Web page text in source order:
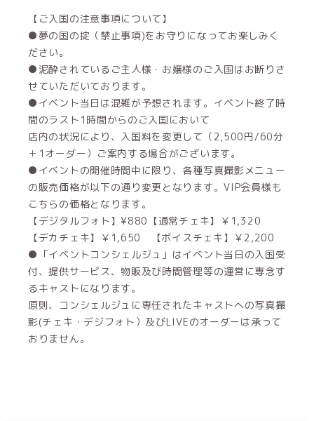
【ご入国の注意事項について】
●夢の国の掟（禁止事項)をお守りになってお楽しみく
ださい。
●泥酔されているご主人様・お嬢様のご入国はお断りさ
せていただいております。
●イベント当日は混雑が予想されます。イベント終了時
間のラスト1時間からのご入国において
店内の状況により、入国料を変更して（2,500円/60分
＋1オーダー）ご案内する場合がございます。
●イベントの開催時間中に限り、各種写真撮影メニュー
の販売価格が以下の通り変更となります。VIP会員様も
こちらの価格となります。
【デジタルフォト】¥880【通常チェキ】￥1,320
【デカチェキ】￥1,650 【ボイスチェキ】￥2,200
●「イベントコンシェルジュ」はイベント当日の入国受
付、提供サービス、物販及び時間管理等の運営に専念す
るキャストになります。
原則、コンシェルジュに専任されたキャストへの写真撮
影(チェキ・デジフォト）及びLIVEのオーダーは承って
おりません。